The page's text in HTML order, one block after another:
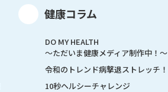
健康コラム
DO MY HEALTH
～ただいま健康メディア制作中！～
令和のトレンド病撃退ストレッチ！
10秒ヘルシーチャレンジ